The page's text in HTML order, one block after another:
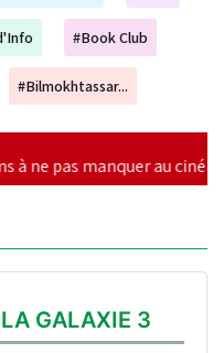
#Book Club
#Bilmokhtassar...
au cinéma ce week-end
GALAXIE 3